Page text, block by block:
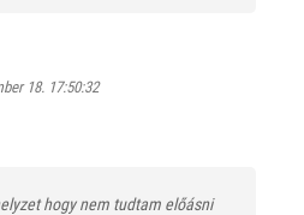
18. 17:50:32
hogy nem tudtam előásni